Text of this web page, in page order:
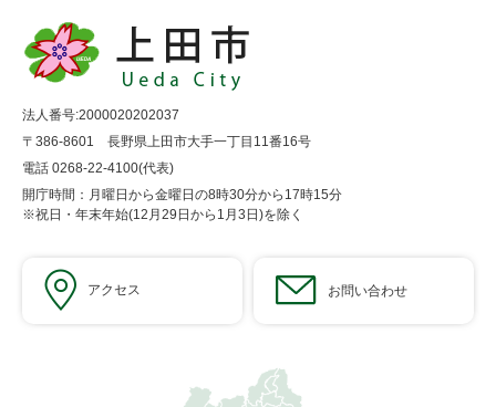
法人番号:2000020202037
〒386-8601 長野県上田市大手一丁目11番16号
電話 0268-22-4100(代表)
開庁時間：月曜日から金曜日の8時30分から17時15分
※祝日・年末年始(12月29日から1月3日)を除く
アクセス お問い合わせ